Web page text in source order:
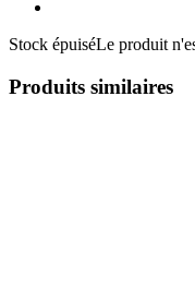
Stock épuiséLe produit
Produits similaires